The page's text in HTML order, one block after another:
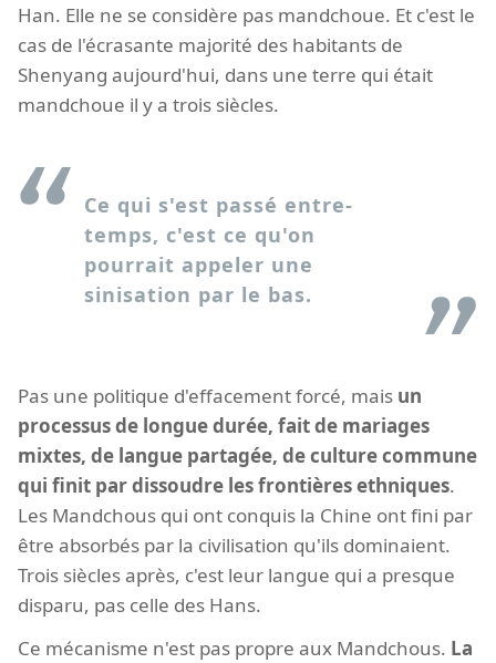
Han. Elle ne se considère pas mandchoue. Et c'est le
cas de l'écrasante majorité des habitants de
Shenyang aujourd'hui, dans une terre qui était
mandchoue il y a trois siècles.
Ce qui s'est passé entre-
temps, c'est ce qu'on
pourrait appeler une
sinisation par le bas.
Pas une politique d'effacement forcé, mais un
processus de longue durée, fait de mariages
mixtes, de langue partagée, de culture commune
qui finit par dissoudre les frontières ethniques.
Les Mandchous qui ont conquis la Chine ont fini par
être absorbés par la civilisation qu'ils dominaient.
Trois siècles après, c'est leur langue qui a presque
disparu, pas celle des Hans.
Ce mécanisme n'est pas propre aux Mandchous. La